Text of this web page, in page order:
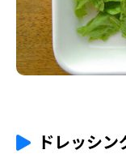
ドレッシ